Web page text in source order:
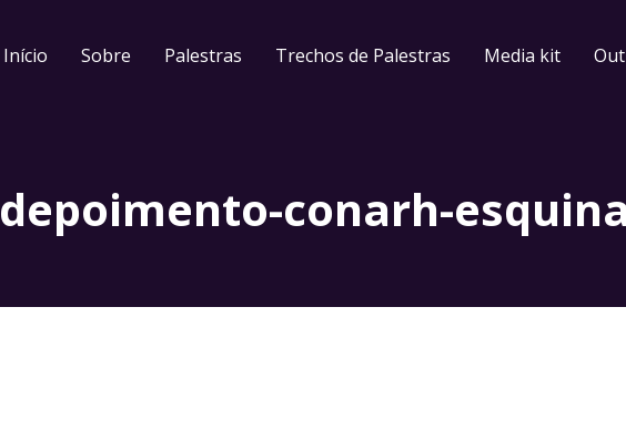
Início Sobre Palestras Trechos de Palestras Media kit
depoimento-conarh-